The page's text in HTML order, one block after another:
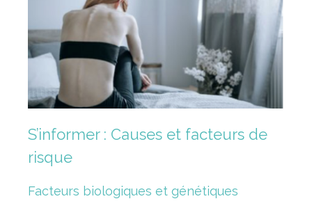
S’informer : Causes et facteurs de
risque
Facteurs biologiques et génétiques